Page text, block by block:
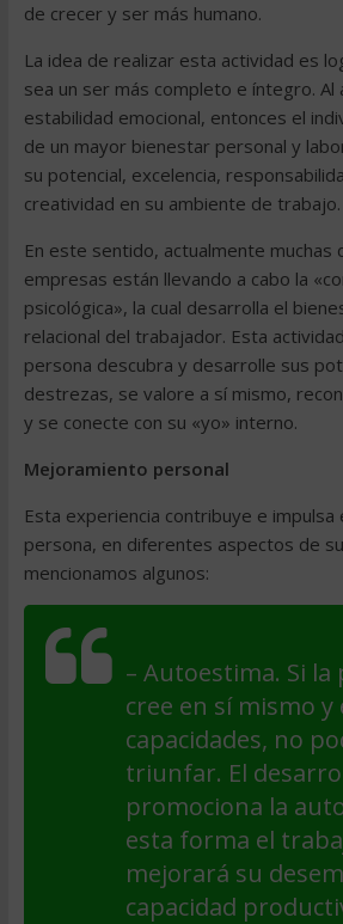
de crecer y ser más humano.
La idea de realizar esta actividad es
sea un ser más completo e íntegro. Al
estabilidad emocional, entonces el
de un mayor bienestar personal y
su potencial, excelencia,
creatividad en su ambiente de trabajo.
En este sentido, actualmente muchas
empresas están llevando a cabo la
psicológica», la cual desarrolla el
relacional del trabajador. Esta
persona descubra y desarrolle sus
destrezas, se valore a sí mismo,
y se conecte con su «yo» interno.
Mejoramiento personal
Esta experiencia contribuye e impulsa
persona, en diferentes aspectos de
mencionamos algunos:
– Autoestima. Si
cree en sí mismo y
capacidades, no
triunfar. El
promociona la
esta forma el
mejorará su
capacidad